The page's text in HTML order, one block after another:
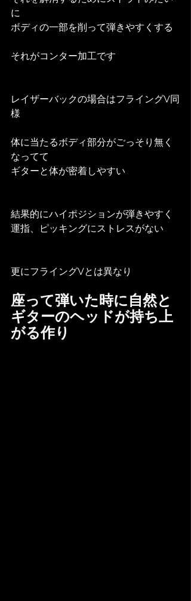
に
ボディの一部を削って弾きやすくする
それがコンター加工です
レイザーバックの場合はフライングV同
様
体に当たるボディ部分がごっそり無く
なってて
ギターと体が密着しやすい
結果的にハイポジションが弾きやすく
運指、ピッキングにストレスがない
更にフライングVとは異なり
座って弾いた時に自然と
ギターのヘッドが持ち上
がる作り